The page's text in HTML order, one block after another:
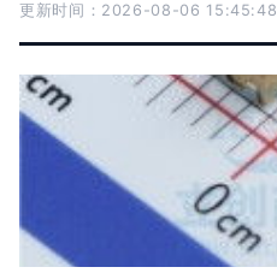
更新时间：2026-08-06 15:45:48